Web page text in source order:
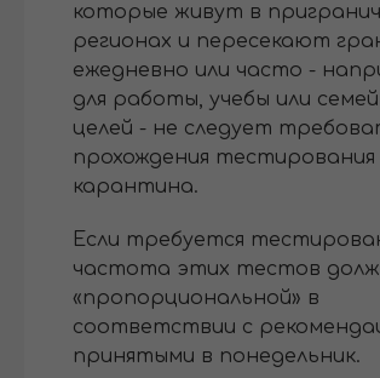
которые живут в
регионах и пересекают
ежедневно или часто -
для работы, учебы или
целей - не следует
прохождения тестирования
карантина.
Если требуется
частота этих тестов
«пропорциональной» в
соответствии с
принятыми в понедельник.